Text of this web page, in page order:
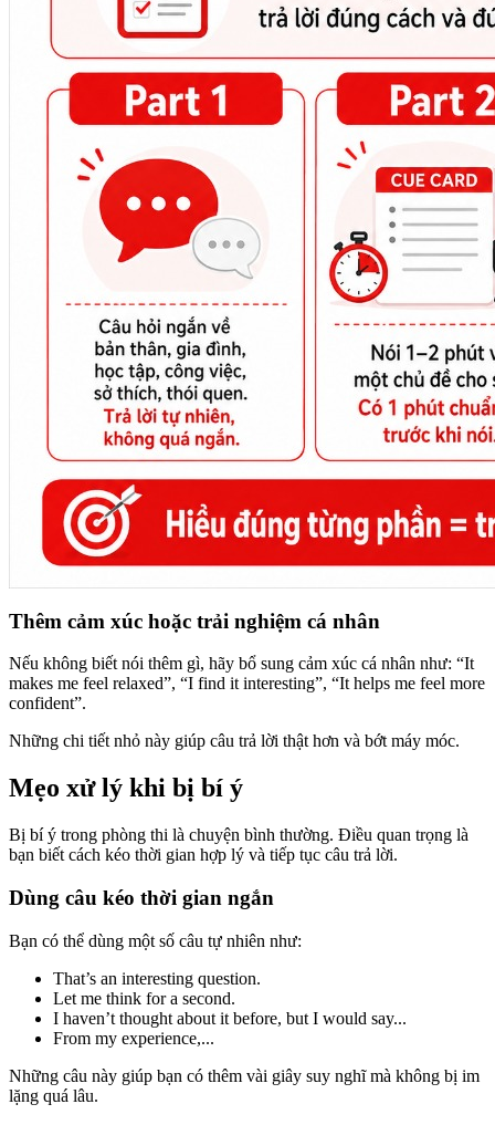
Thêm cảm xúc hoặc trải nghiệm cá nhân
Nếu không biết nói thêm gì, hãy bổ sung cảm xúc cá nhân như: “It
makes me feel relaxed”, “I find it interesting”, “It helps me feel more
confident”.
Những chi tiết nhỏ này giúp câu trả lời thật hơn và bớt máy móc.
Mẹo xử lý khi bị bí ý
Bị bí ý trong phòng thi là chuyện bình thường. Điều quan trọng là
bạn biết cách kéo thời gian hợp lý và tiếp tục câu trả lời.
Dùng câu kéo thời gian ngắn
Bạn có thể dùng một số câu tự nhiên như:
That’s an interesting question.
Let me think for a second.
I haven’t thought about it before, but I would say...
From my experience,...
Những câu này giúp bạn có thêm vài giây suy nghĩ mà không bị im
lặng quá lâu.